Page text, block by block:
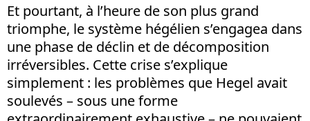
Et pourtant, à l’heure de son plus grand
triomphe, le système hégélien s’engagea dans
une phase de déclin et de décomposition
irréversibles. Cette crise s’explique
simplement : les problèmes que Hegel avait
soulevés – sous une forme